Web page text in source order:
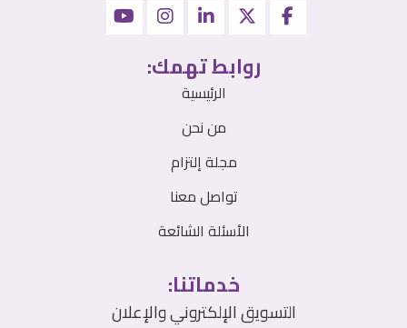
روابط تهمك:
الرئيسية
من نحن
مجلة إلتزام
تواصل معنا
الأسئلة الشائعة
خدماتنا:
التسويق الإلكتروني والإعلان